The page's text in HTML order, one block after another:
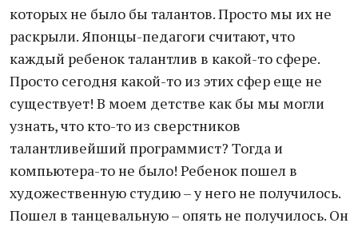
которых не было бы талантов. Просто мы их не
раскрыли. Японцы-педагоги считают, что
каждый ребенок талантлив в какой-то сфере.
Просто сегодня какой-то из этих сфер еще не
существует! В моем детстве как бы мы могли
узнать, что кто-то из сверстников
талантливейший программист? Тогда и
компьютера-то не было! Ребенок пошел в
художественную студию – у него не получилось.
Пошел в танцевальную – опять не получилось. Он